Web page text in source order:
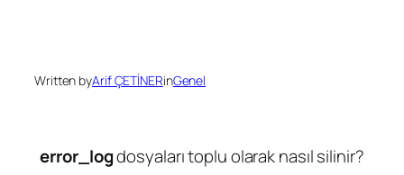
Written byArif ÇETİNERinGenel
error_logdosyaları toplu olarak nasıl silinir?